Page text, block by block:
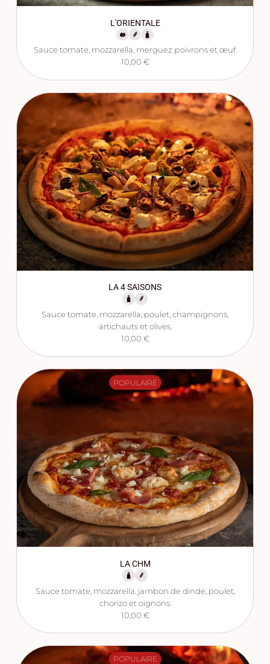
L'ORIENTALE
Sauce tomate, mozzarella, merguez ,poivrons et œuf.
10,00 €
LA 4 SAISONS
Sauce tomate, mozzarella, poulet, champignons,
artichauts et olives.
10,00 €
POPULAIRE
LA CHM
Sauce tomate, mozzarella, jambon de dinde, poulet,
chorizo et oignons.
10,00 €
POPULAIRE